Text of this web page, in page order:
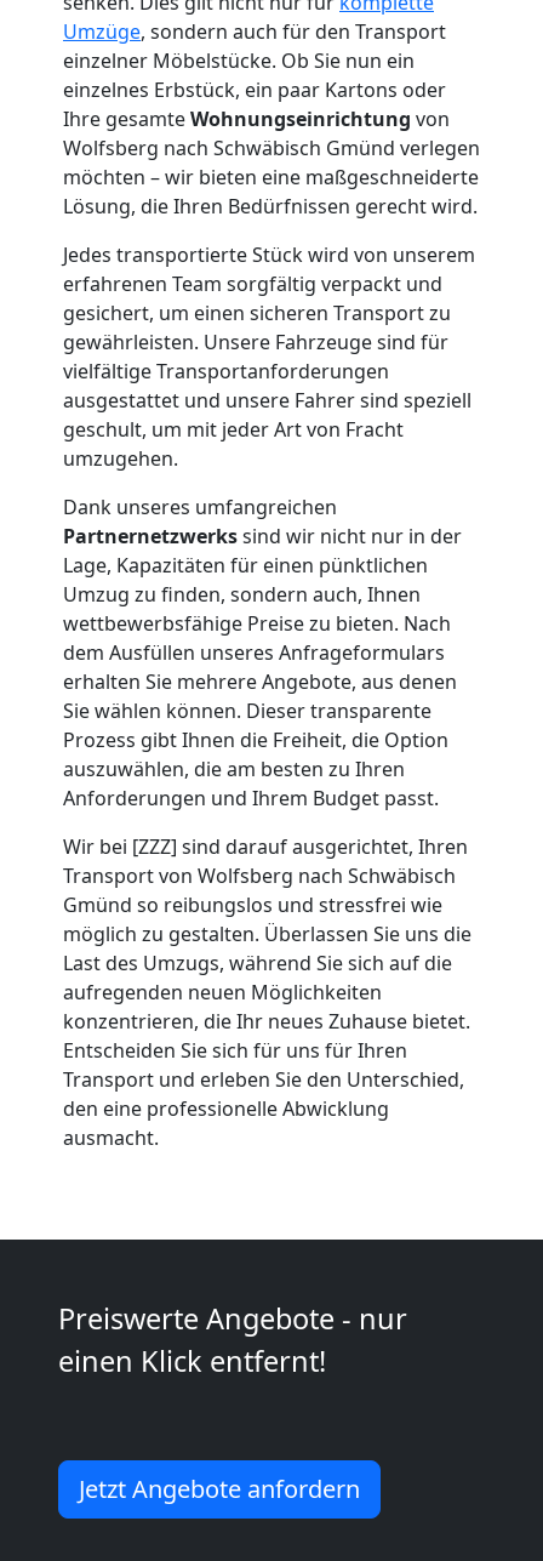
Umzüge, sondern auch für den Transport
einzelner Möbelstücke. Ob Sie nun ein
einzelnes Erbstück, ein paar Kartons oder
Ihre gesamteWohnungseinrichtung von
Wolfsberg nach Schwäbisch Gmünd verlegen
möchten – wir bieten eine maßgeschneiderte
Lösung, die Ihren Bedürfnissen gerecht wird.
Jedes transportierte Stück wird von unserem
erfahrenen Team sorgfältig verpackt und
gesichert, um einen sicheren Transport zu
gewährleisten. Unsere Fahrzeuge sind für
vielfältige Transportanforderungen
ausgestattet und unsere Fahrer sind speziell
geschult, um mit jeder Art von Fracht
umzugehen.
Dank unseres umfangreichen
Partnernetzwerkssind wir nicht nur in der
Lage, Kapazitäten für einen pünktlichen
Umzug zu finden, sondern auch, Ihnen
wettbewerbsfähige Preise zu bieten. Nach
dem Ausfüllen unseres Anfrageformulars
erhalten Sie mehrere Angebote, aus denen
Sie wählen können. Dieser transparente
Prozess gibt Ihnen die Freiheit, die Option
auszuwählen, die am besten zu Ihren
Anforderungen und Ihrem Budget passt.
Wir bei [ZZZ] sind darauf ausgerichtet, Ihren
Transport von Wolfsberg nach Schwäbisch
Gmünd so reibungslos und stressfrei wie
möglich zu gestalten. Überlassen Sie uns die
Last des Umzugs, während Sie sich auf die
aufregenden neuen Möglichkeiten
konzentrieren, die Ihr neues Zuhause bietet.
Entscheiden Sie sich für uns für Ihren
Transport und erleben Sie den Unterschied,
den eine professionelle Abwicklung
ausmacht.
Preiswerte Angebote - nur
einen Klick entfernt!
Jetzt Angebote anfordern
Wolfsberg
Möbelmontage
Wolfsberg
Möbeltransport
Wolfsberg
Beiladung
Wolfsberg
Mini
Umzug
Wolfsberg
Umzug
Mann
LKW
Wolfsberg
Wolfsberg
Umzug
Mann